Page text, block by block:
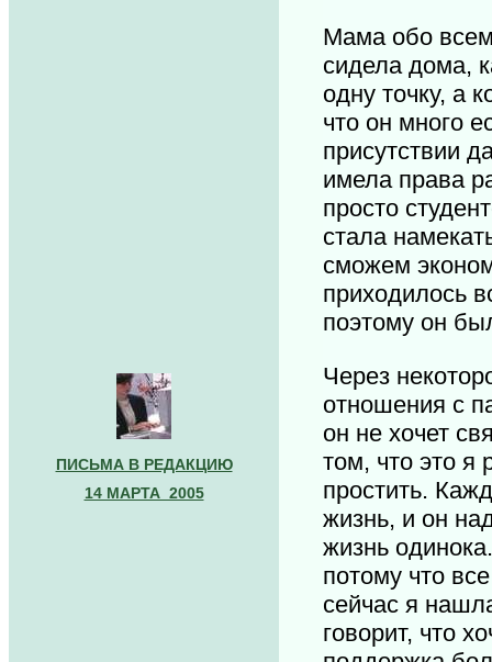
ПИСЬМА В РЕДАКЦИЮ
14 МАРТА 2005
Мама обо
сидела дома,
одну точку, а
что он много
присутствии
имела права
просто
стала
сможем
приходилось
поэтому он
Через
отношения с
он не хочет
том, что это я
простить.
жизнь, и он
жизнь
потому что
сейчас я
говорит, что